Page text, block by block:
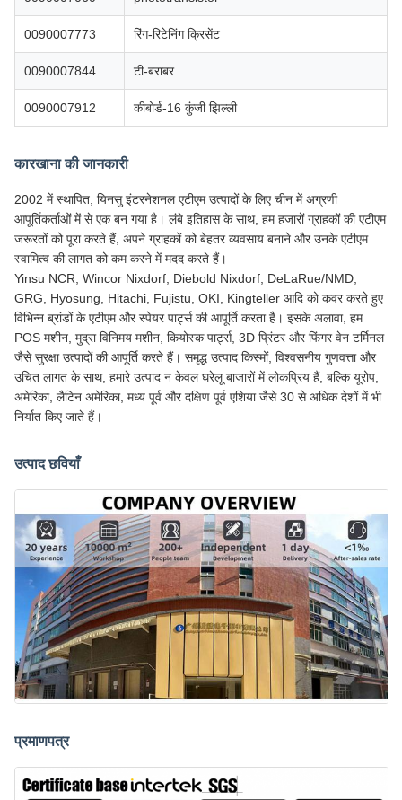
0090007773 रिंग-रिटेनिंग क्रिसेंट
0090007844 टी-बराबर
0090007912 कीबोर्ड-16 कुंजी झिल्ली
कारखाना की जानकारी
2002 में स्थापित, यिनसु इंटरनेशनल एटीएम उत्पादों के लिए चीन में अग्रणी
आपूर्तिकर्ताओं में से एक बन गया है। लंबे इतिहास के साथ, हम हजारों ग्राहकों की एटीएम
जरूरतों को पूरा करते हैं, अपने ग्राहकों को बेहतर व्यवसाय बनाने और उनके एटीएम
स्वामित्व की लागत को कम करने में मदद करते हैं।
Yinsu NCR, Wincor Nixdorf, Diebold Nixdorf, DeLaRue/NMD,
GRG, Hyosung, Hitachi, Fujistu, OKI, Kingteller आदि को कवर करते हुए
विभिन्न ब्रांडों के एटीएम और स्पेयर पार्ट्स की आपूर्ति करता है। इसके अलावा, हम
POS मशीन, मुद्रा विनिमय मशीन, कियोस्क पार्ट्स, 3D प्रिंटर और फिंगर वेन टर्मिनल
जैसे सुरक्षा उत्पादों की आपूर्ति करते हैं। समृद्ध उत्पाद किस्मों, विश्वसनीय गुणवत्ता और
उचित लागत के साथ, हमारे उत्पाद न केवल घरेलू बाजारों में लोकप्रिय हैं, बल्कि यूरोप,
अमेरिका, लैटिन अमेरिका, मध्य पूर्व और दक्षिण पूर्व एशिया जैसे 30 से अधिक देशों में भी
निर्यात किए जाते हैं।
उत्पाद छवियाँ
प्रमाणपत्र